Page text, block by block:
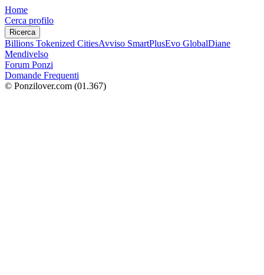
Home
Cerca profilo
Ricerca
Billions Tokenized CitiesAvviso SmartPlusEvo GlobalDiane
Mendivelso
Forum Ponzi
Domande Frequenti
© Ponzilover.com (01.367)